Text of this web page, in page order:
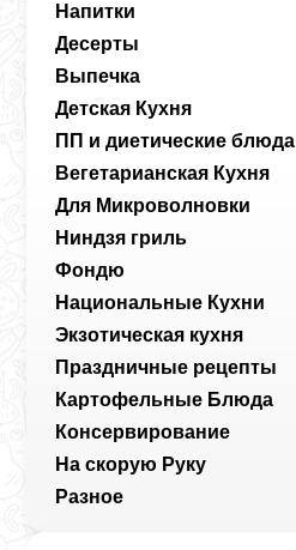
Напитки
Десерты
Выпечка
Детская Кухня
ПП и диетические блюда
Вегетарианская Кухня
Для Микроволновки
Ниндзя гриль
Фондю
Национальные Кухни
Экзотическая кухня
Праздничные рецепты
Картофельные Блюда
Консервирование
На скорую Руку
Разное